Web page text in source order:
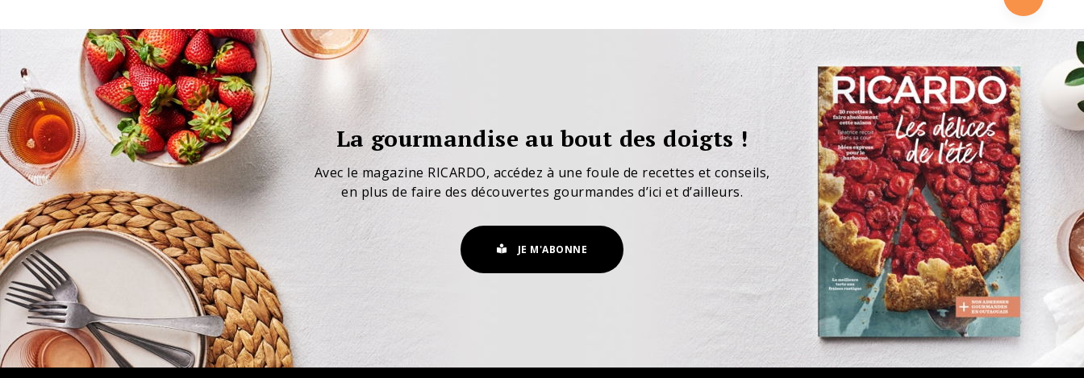
La gourmandise au bout des doigts !
Avec le magazine RICARDO, accédez à une foule de recettes et conseils,
en plus de faire des découvertes gourmandes d’ici et d’ailleurs.
JE M'ABONNE